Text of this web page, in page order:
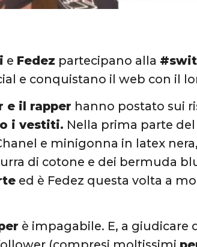
e Fedez partecipano alla
e conquistano il web con il
e il rapper hanno postato sui
i vestiti. Nella prima parte del
e minigonna in latex
di cotone e dei bermuda
ed è Fedez questa volta a
è impagabile. E, a giudicare